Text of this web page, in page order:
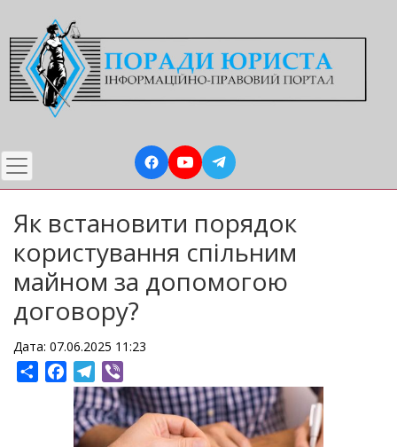
до
основного
вмісту
Як встановити порядок
користування спільним
майном за допомогою
договору?
Дата: 07.06.2025 11:23
ShareFacebookTelegram